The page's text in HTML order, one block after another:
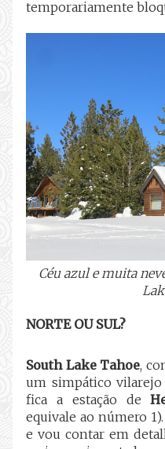
temporariamente
Céu azul e muita
NORTE OU SUL?
South Lake Tahoe,
um simpático
fica a estação de
equivale ao número
e vou contar em